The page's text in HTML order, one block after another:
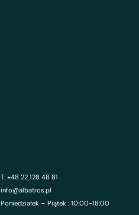
T: +48 22 128 48 81
info@albatros.pl
Poniedziałek – Piątek : 10:00-18:00